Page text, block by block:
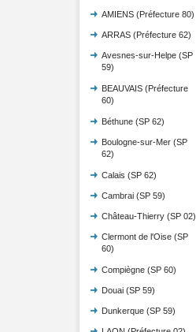
AMIENS (Préfecture 80)
ARRAS (Préfecture 62)
Avesnes-sur-Helpe (SP
59)
BEAUVAIS (Préfecture
60)
Béthune (SP 62)
Boulogne-sur-Mer (SP
62)
Calais (SP 62)
Cambrai (SP 59)
Château-Thierry (SP 02)
Clermont de l'Oise (SP
60)
Compiègne (SP 60)
Douai (SP 59)
Dunkerque (SP 59)